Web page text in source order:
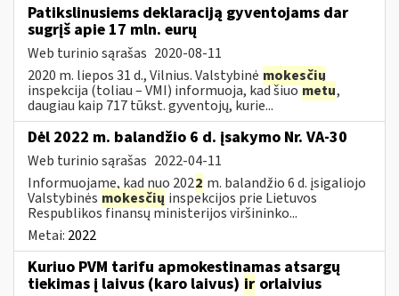
Patikslinusiems deklaraciją gyventojams dar
sugrįš apie 17 mln. eurų
Web turinio sąrašas 2020-08-11
2020 m. liepos 31 d., Vilnius. Valstybinė mokesčių
inspekcija (toliau – VMI) informuoja, kad šiuometu,
daugiau kaip 717 tūkst. gyventojų, kurie...
Dėl 2022 m. balandžio 6 d. įsakymo Nr. VA-30
Web turinio sąrašas 2022-04-11
Informuojame, kad nuo 2022 m. balandžio 6 d. įsigaliojo
Valstybinės mokesčių inspekcijos prie Lietuvos
Respublikos finansų ministerijos viršininko...
Metai: 2022
Kuriuo PVM tarifu apmokestinamas atsargų
tiekimas į laivus (karo laivus) ir orlaivius